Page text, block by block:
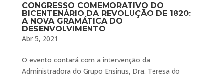
CONGRESSO COMEMORATIVO DO
BICENTENÁRIO DA REVOLUÇÃO DE 1820:
A NOVA GRAMÁTICA DO
DESENVOLVIMENTO
Abr 5, 2021
O evento contará com a intervenção da
Administradora do Grupo Ensinus, Dra. Teresa do